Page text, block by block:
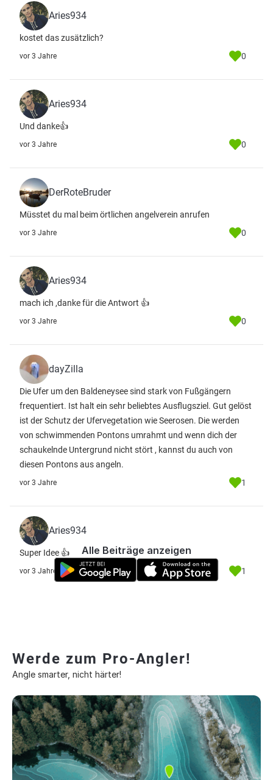
Aries934
kostet das zusätzlich?
vor 3 Jahre 0
Aries934
Und danke👍
vor 3 Jahre 0
DerRoteBruder
Müsstet du mal beim örtlichen angelverein anrufen
vor 3 Jahre 0
Aries934
mach ich ,danke für die Antwort 👍
vor 3 Jahre 0
dayZilla
Die Ufer um den Baldeneysee sind stark von Fußgängern
frequentiert. Ist halt ein sehr beliebtes Ausflugsziel. Gut gelöst
ist der Schutz der Ufervegetation wie Seerosen. Die werden
von schwimmenden Pontons umrahmt und wenn dich der
schaukelnde Untergrund nicht stört , kannst du auch von
diesen Pontons aus angeln.
vor 3 Jahre 1
Aries934
Super Idee 👍
vor 3 Jahre 1
Alle Beiträge anzeigen
Werde zum Pro-Angler!
Angle smarter, nicht härter!